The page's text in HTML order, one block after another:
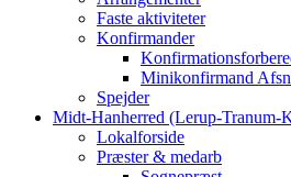
Faste aktiviteter
Konfirmander
Minikonfirmand
Spejder
Midt-Hanherred (Lerup-Tranum-
Lokalforside
Præster & medarb